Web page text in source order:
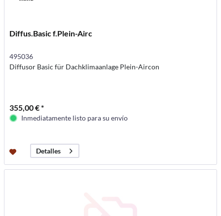
Diffus.Basic f.Plein-Airc
495036
Diffusor Basic für Dachklimaanlage Plein-Aircon
355,00 € *
Inmediatamente listo para su envío
Detalles